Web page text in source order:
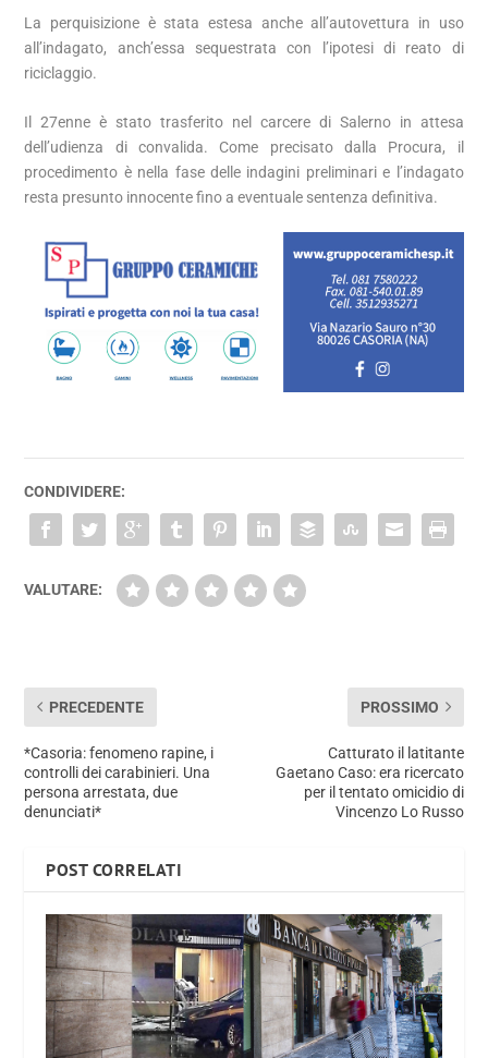
La perquisizione è stata estesa anche all’autovettura in uso
all’indagato, anch’essa sequestrata con l’ipotesi di reato di
riciclaggio.
Il 27enne è stato trasferito nel carcere di Salerno in attesa
dell’udienza di convalida. Come precisato dalla Procura, il
procedimento è nella fase delle indagini preliminari e l’indagato
resta presunto innocente fino a eventuale sentenza definitiva.
CONDIVIDERE:
VALUTARE:
PRECEDENTE
*Casoria: fenomeno rapine, i
controlli dei carabinieri. Una
persona arrestata, due
denunciati*
PROSSIMO
Catturato il latitante
Gaetano Caso: era ricercato
per il tentato omicidio di
Vincenzo Lo Russo
POST CORRELATI